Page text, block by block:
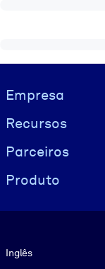
Visually hidden
Empresa
Recursos
Parceiros
Produto
Inglês